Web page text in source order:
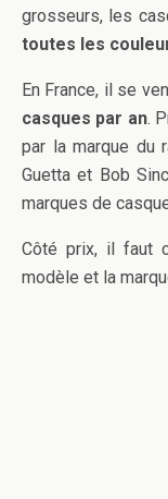
grosseurs, les
toutes les
En France, il se
casques par an.
par la marque du
Guetta et Bob
marques de
Côté prix, il faut
modèle et la